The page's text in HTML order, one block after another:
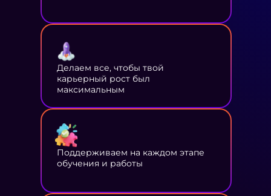
Делаем все, чтобы твой
карьерный рост был
максимальным
Поддерживаем на каждом этапе
обучения и работы